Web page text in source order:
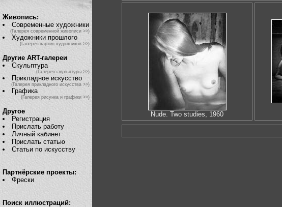
Живопись:
Современные художники
(Галерея современной живописи >>)
Художники прошлого
(Галерея картин художников >>)
Другие ART-галереи
Скульптура
(Галерея скульптуры >>)
Прикладное искусство
(Галерея прикладного искусства >>)
Графика
(Галерея рисунка и графики >>)
Другое
Регистрация
Прислать работу
Личный кабинет
Прислать статью
Статьи по искусству
Партнёрские проекты:
Фрески
Поиск иллюстраций:
Nude. Two studies, 1960